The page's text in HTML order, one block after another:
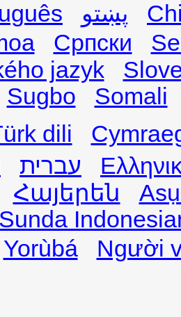
پښتو
Српски
jazyk
Sugbo
Somali
dili
עברית
Հայերեն
Sunda
Yorùbá Người